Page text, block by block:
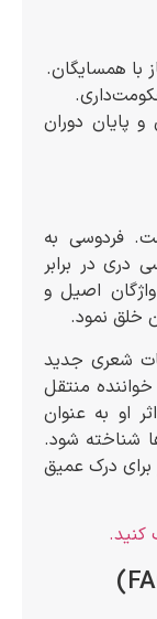
با همسایگان.
پایان دوران
فردوسی به
دری در برابر
اصیل و
خلق نمود.
شعری جدید
منتقل
او به عنوان
شناخته شود.
برای درک عمیق
کنید.